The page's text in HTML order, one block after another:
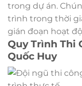
trong dự án.
trình trong thời
gián đoạn hoạt
Quy Trình Thi
Quốc Huy